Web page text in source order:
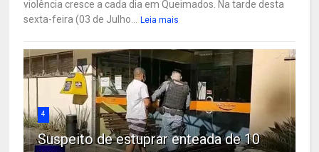
violência cresce a cada dia em Queimados. Na tarde desta
sexta-feira (03 de Julho...
Leia mais
4
Suspeito de estuprar enteada de 10